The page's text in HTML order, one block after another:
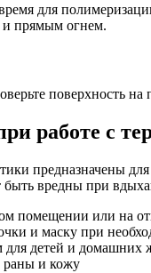
для
и прямым огнем.
поверхность
работе с
предназначены
вредны при
помещении или на
и маску при
для детей и домашних
раны и кожу